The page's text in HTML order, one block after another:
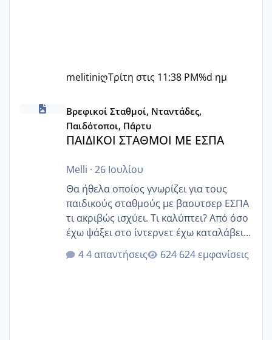
melitiniღΤρίτη στις 11:38 PM%d ημ
ΠΑΙΔΙΚΟΙ ΣΤΑΘΜΟΙ ΜΕ ΕΣΠΑ
Βρεφικοί Σταθμοί, Νταντάδες,
Παιδότοποι, Πάρτυ
ΠΑΙΔΙΚΟΙ ΣΤΑΘΜΟΙ ΜΕ ΕΣΠΑ
Melli · 26 Ιουλίου
Θα ήθελα οποίος γνωρίζει για τους
παιδικούς σταθμούς με βαουτσερ ΕΣΠΑ
τι ακριβώς ισχύει. Τι καλύπτει? Από όσο
έχω ψάξει στο ίντερνετ έχω καταλάβει
ότι το βαουτσερ καλύπτει όλα τα
δίδακτρα και τα τροφεια του ιδιωτικού
4 απαντήσεις 624 εμφανίσεις